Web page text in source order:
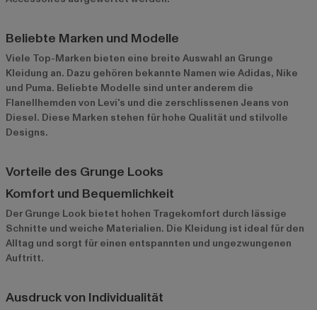
Beliebte Marken und Modelle
Viele Top-Marken bieten eine breite Auswahl an Grunge
Kleidung an. Dazu gehören bekannte Namen wie Adidas, Nike
und Puma. Beliebte Modelle sind unter anderem die
Flanellhemden von Levi's und die zerschlissenen Jeans von
Diesel. Diese Marken stehen für hohe Qualität und stilvolle
Designs.
Vorteile des Grunge Looks
Komfort und Bequemlichkeit
Der Grunge Look bietet hohen Tragekomfort durch lässige
Schnitte und weiche Materialien. Die Kleidung ist ideal für den
Alltag und sorgt für einen entspannten und ungezwungenen
Auftritt.
Ausdruck von Individualität